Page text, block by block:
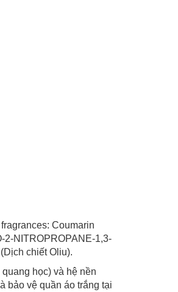
Coumarin
2-NITROPROPANE-1,3-
chiết Oliu).
học) và hệ nền
bảo vệ quần áo trắng tại